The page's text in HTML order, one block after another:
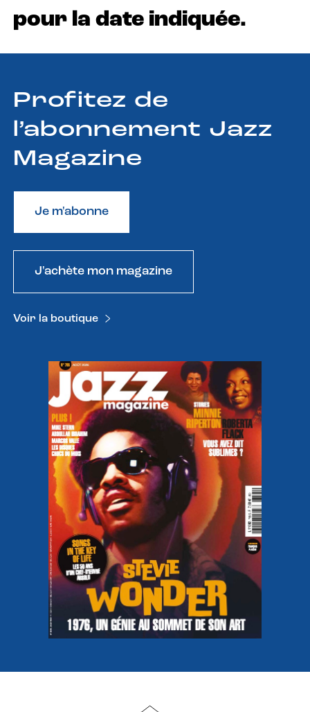
pour la date indiquée.
Profitez de
l’abonnement Jazz
Magazine
Je m'abonne
J'achète mon magazine
Voir la boutique